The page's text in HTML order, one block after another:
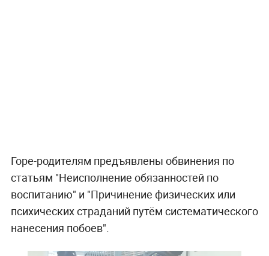
Горе-родителям предъявлены обвинения по
статьям "Неисполнение обязанностей по
воспитанию" и "Причинение физических или
психических страданий путём систематического
нанесения побоев".